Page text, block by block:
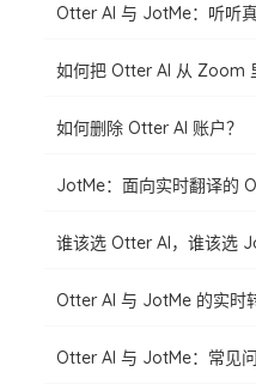
Otter AI 与 JotMe：听听
如何把 Otter AI 从 Zoom
如何删除 Otter AI 账户？
JotMe：面向实时翻译的
谁该选 Otter AI，谁该选
Otter AI 与 JotMe 的实时
Otter AI 与 JotMe：常见